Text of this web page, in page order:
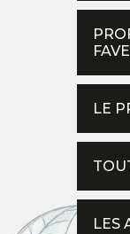
LE
LES